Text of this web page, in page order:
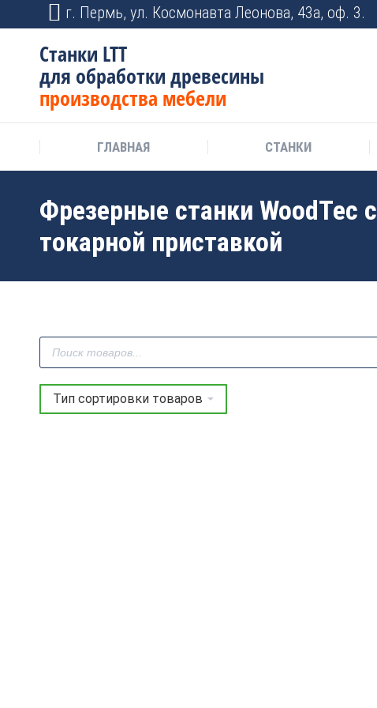
г. Пермь, ул. Космонавта Леонова, 43а, оф. 3.
Станки LTT
для обработки древесины
производства мебели
ГЛАВНАЯ СТАНКИ
Фрезерные станки WoodTec с
токарной приставкой
Поиск
товаров